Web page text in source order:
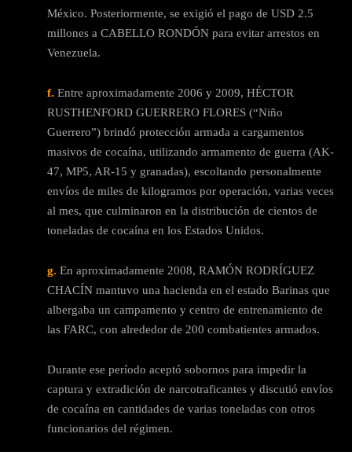
México. Posteriormente, se exigió el pago de USD 2.5
millones a CABELLO RONDÓN para evitar arrestos en
Venezuela.
f. Entre aproximadamente 2006 y 2009, HÉCTOR
RUSTHENFORD GUERRERO FLORES (“Niño
Guerrero”) brindó protección armada a cargamentos
masivos de cocaína, utilizando armamento de guerra (AK-
47, MP5, AR-15 y granadas), escoltando personalmente
envíos de miles de kilogramos por operación, varias veces
al mes, que culminaron en la distribución de cientos de
toneladas de cocaína en los Estados Unidos.
g. En aproximadamente 2008, RAMÓN RODRÍGUEZ
CHACÍN mantuvo una hacienda en el estado Barinas que
albergaba un campamento y centro de entrenamiento de
las FARC, con alrededor de 200 combatientes armados.
Durante ese período aceptó sobornos para impedir la
captura y extradición de narcotraficantes y discutió envíos
de cocaína en cantidades de varias toneladas con otros
funcionarios del régimen.